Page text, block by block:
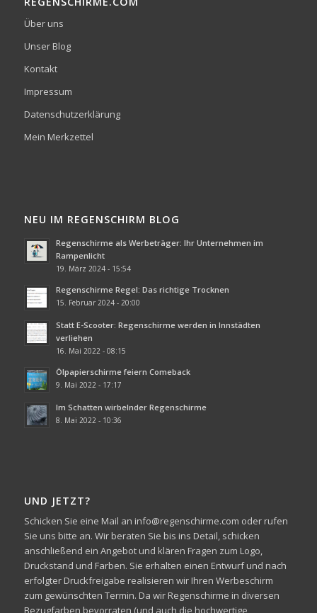
Über uns
Unser Blog
Kontakt
Impressum
Datenschutzerklärung
Mein Merkzettel
NEU IM REGENSCHIRM BLOG
Regenschirme als Werbeträger: Ihr Unternehmen im
Rampenlicht
19. März 2024 - 15:54
Regenschirme Regel: Das richtige Trocknen
15. Februar 2024 - 20:00
Statt E-Scooter: Regenschirme werden in Innstädten
verliehen
16. Mai 2022 - 08:15
Ölpapierschirme feiern Comeback
9. Mai 2022 - 17:17
Im Schatten wirbelnder Regenschirme
8. Mai 2022 - 10:36
UND JETZT?
Schicken Sie eine Mail an info@regenschirme.com oder rufen
Sie uns bitte an. Wir beraten Sie bis ins Detail, schicken
anschließend ein Angebot und klären Fragen zum Logo,
Druckstand und Farben. Sie erhalten einen Entwurf und nach
erfolgter Druckfreigabe realisieren wir Ihren Werbeschirm
zum gewünschten Termin. Da wir Regenschirme in diversen
Bezugfarben bevorraten (und auch die hochwertige